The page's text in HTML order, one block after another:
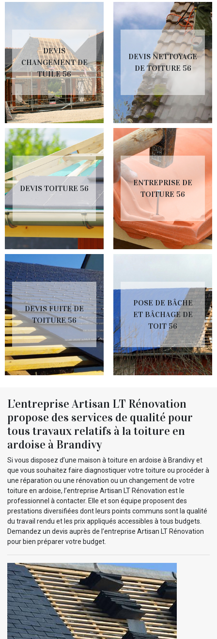
DEVIS
CHANGEMENT DE
TUILE 56
DEVIS NETTOYAGE
DE TOITURE 56
DEVIS TOITURE 56
ENTREPRISE DE
TOITURE 56
DEVIS FUITE DE
TOITURE 56
POSE DE BÂCHE
ET BÂCHAGE DE
TOIT 56
L’entreprise Artisan LT Rénovation
propose des services de qualité pour
tous travaux relatifs à la toiture en
ardoise à Brandivy
Si vous disposez d’une maison à toiture en ardoise à Brandivy et
que vous souhaitez faire diagnostiquer votre toiture ou procéder à
une réparation ou une rénovation ou un changement de votre
toiture en ardoise, l’entreprise Artisan LT Rénovation est le
professionnel à contacter. Elle et son équipe proposent des
prestations diversifiées dont leurs points communs sont la qualité
du travail rendu et les prix appliqués accessibles à tous budgets.
Demandez un devis auprès de l’entreprise Artisan LT Rénovation
pour bien préparer votre budget.